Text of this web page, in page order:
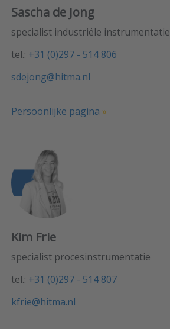
Sascha de Jong
specialist industriële instrumentatie
tel.: +31 (0)297 - 514 806
sdejong@hitma.nl
Persoonlijke pagina »
Kim Frie
specialist procesinstrumentatie
tel.: +31 (0)297 - 514 807
kfrie@hitma.nl